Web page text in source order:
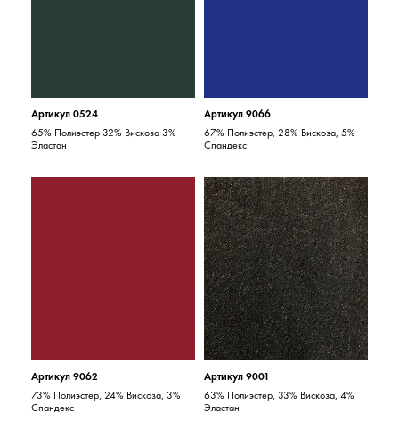
Артикул 0524
65% Полиэстер 32% Вискоза 3%
Эластан
Артикул 9066
67% Полиэстер, 28% Вискоза, 5%
Спандекс
Артикул 9062
73% Полиэстер, 24% Вискоза, 3%
Спандекс
Артикул 9001
63% Полиэстер, 33% Вискоза, 4%
Эластан